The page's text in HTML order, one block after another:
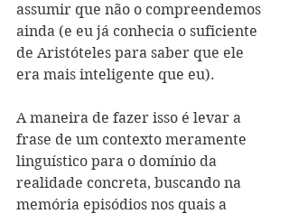
assumir que não o compreendemos
ainda (e eu já conhecia o suficiente
de Aristóteles para saber que ele
era mais inteligente que eu).
A maneira de fazer isso é levar a
frase de um contexto meramente
linguístico para o domínio da
realidade concreta, buscando na
memória episódios nos quais a